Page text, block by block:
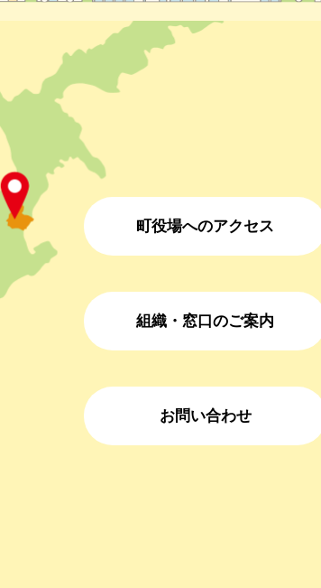
町役場へのアクセス
組織・窓口のご案内
お問い合わせ